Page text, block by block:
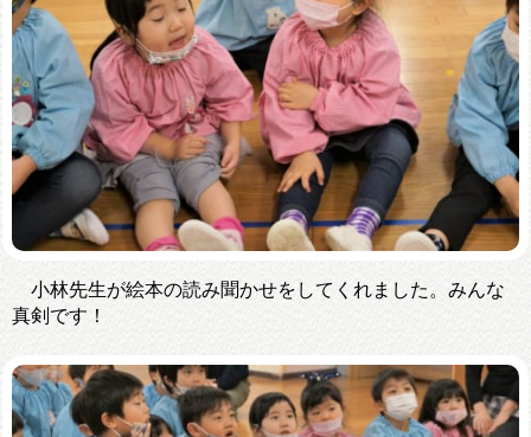
小林先生が絵本の読み聞かせをしてくれました。みんな
真剣です！